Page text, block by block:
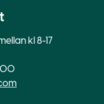
kl 8-17
00